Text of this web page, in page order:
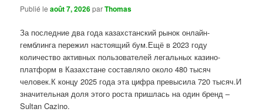
Publié leaoût 7, 2026parThomas
За последние два года казахстанский рынок онлайн-
гемблинга пережил настоящий бум.Ещё в 2023 году
количество активных пользователей легальных казино-
платформ в Казахстане составляло около 480 тысяч
человек.К концу 2025 года эта цифра превысила 720 тысяч.И
значительная доля этого роста пришлась на один бренд –
Sultan Cazino.